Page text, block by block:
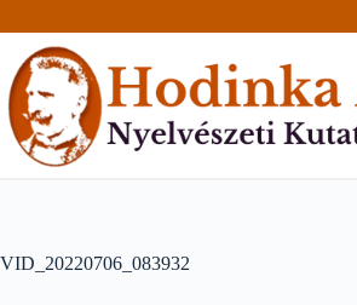
to
content
VID_20220706_083932